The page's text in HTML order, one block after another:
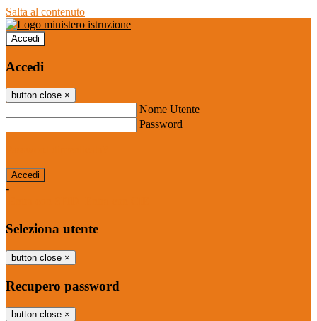
Salta al contenuto
Accedi
Accedi
button close ×
Nome Utente
Password
-
Seleziona utente
button close ×
Recupero password
button close ×